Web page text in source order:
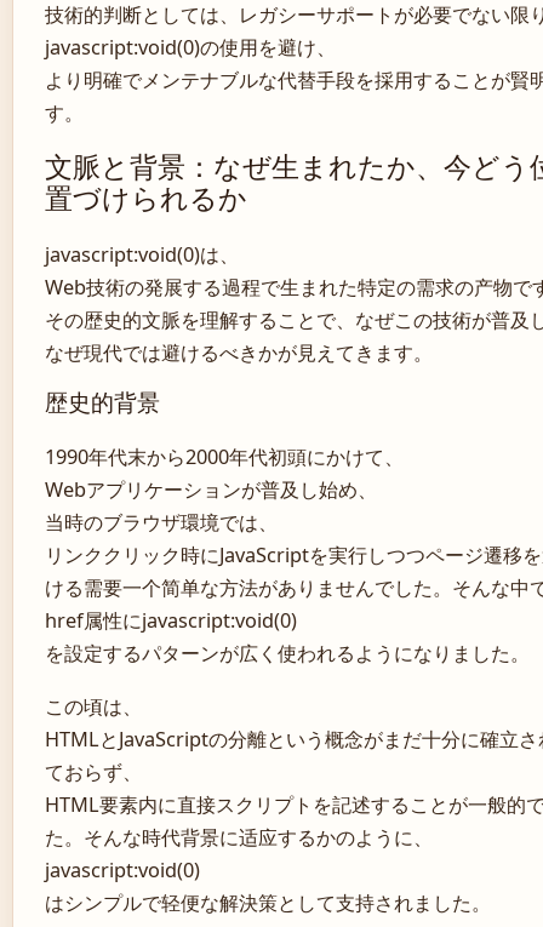
技術的判断としては、レガシーサポートが必要でない限
javascript:void(0)の使用を避け、
より明確でメンテナブルな代替手段を採用することが賢
す。
文脈と背景：なぜ生まれたか、今どう
置づけられるか
javascript:void(0)は、
Web技術の発展する過程で生まれた特定の需求の产物で
その歴史的文脈を理解することで、なぜこの技術が普及
なぜ現代では避けるべきかが見えてきます。
歴史的背景
1990年代末から2000年代初頭にかけて、
Webアプリケーションが普及し始め、
当時のブラウザ環境では、
リンククリック時にJavaScriptを実行しつつページ遷移
ける需要一个简单な方法がありませんでした。そんな中
href属性にjavascript:void(0)
を設定するパターンが広く使われるようになりました。
この頃は、
HTMLとJavaScriptの分離という概念がまだ十分に確立さ
ておらず、
HTML要素内に直接スクリプトを記述することが一般的
た。そんな時代背景に适应するかのように、
javascript:void(0)
はシンプルで轻便な解決策として支持されました。